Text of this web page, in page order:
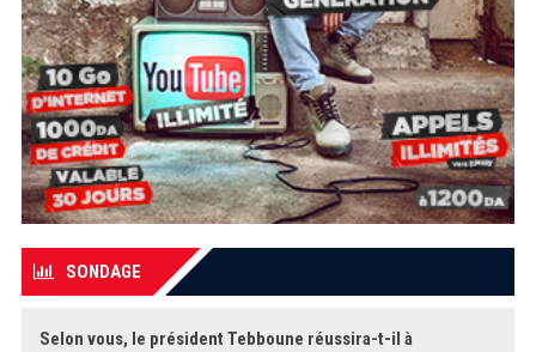
SONDAGE
Selon vous, le président Tebboune réussira-t-il à